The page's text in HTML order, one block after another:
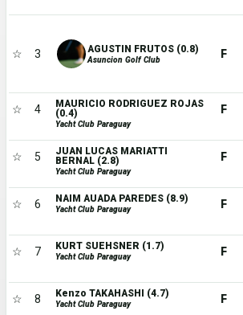
☆ 3 AGUSTIN FRUTOS (0.8)
Asuncion Golf Club F
☆ 4
MAURICIO RODRIGUEZ ROJAS
(0.4)
Yacht Club Paraguay
F
☆ 5
JUAN LUCAS MARIATTI
BERNAL (2.8)
Yacht Club Paraguay
F
☆ 6 NAIM AUADA PAREDES (8.9)
Yacht Club Paraguay F
☆ 7 KURT SUEHSNER (1.7)
Yacht Club Paraguay F
☆ 8 Kenzo TAKAHASHI (4.7)
Yacht Club Paraguay F